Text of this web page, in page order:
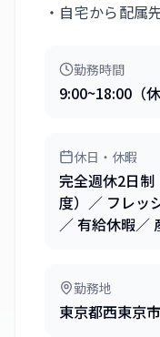
・自宅から配属
勤務時間
9:00~18:00（
休日・休暇
完全週休2日
度）／ フレッ
／ 有給休暇／
勤務地
東京都西東京市